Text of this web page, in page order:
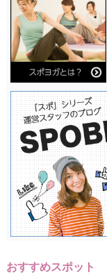
おすすめスポット